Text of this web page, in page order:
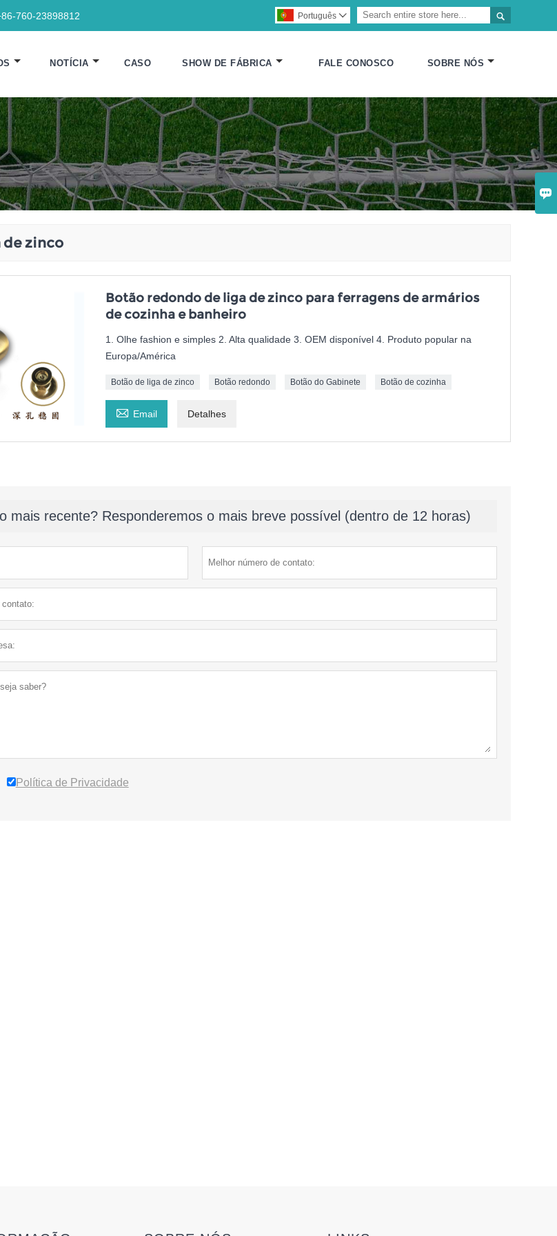

760-23898812 
Português 
NOTÍCIA CASO SHOW DE FÁBRICA FALE CONOSCO SOBRE NÓS
de zinco
Botão redondo de liga de zinco para ferragens de armários
de cozinha e banheiro
1. Olhe fashion e simples 2. Alta qualidade 3. OEM disponível 4. Produto popular na
Europa/América
Botão de liga de zinco Botão redondo Botão do Gabinete Botão de cozinha
 Email Detalhes
mais recente? Responderemos o mais breve possível (dentro de 12 horas)
Política de Privacidade